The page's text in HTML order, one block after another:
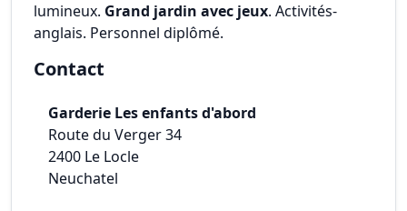
lumineux. Grand jardin avec jeux. Activités-
anglais. Personnel diplômé.
Contact
Garderie Les enfants d'abord
Route du Verger 34
2400 Le Locle
Neuchatel